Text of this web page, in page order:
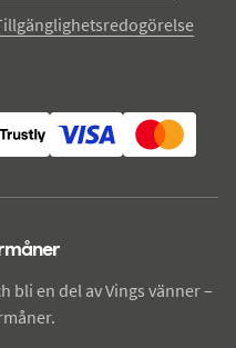
bli en del av Vings vänner –